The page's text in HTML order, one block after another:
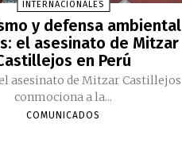
INTERNACIONALES
y defensa ambiental
el asesinato de Mitzar
en Perú
asesinato de Mitzar Castillejos
conmociona a la...
COMUNICADOS